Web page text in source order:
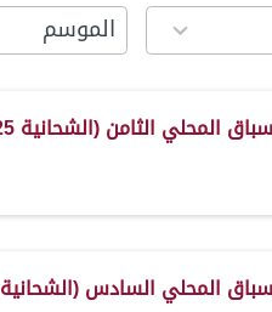
18
results
المحلي الثامن (الشحانية 2025-2026)
المحلي السادس (الشحانية 2025-2026)